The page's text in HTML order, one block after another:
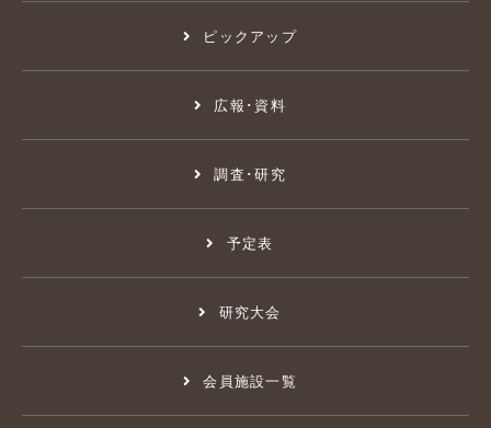
ピックアップ
広報･資料
調査･研究
予定表
研究大会
会員施設一覧